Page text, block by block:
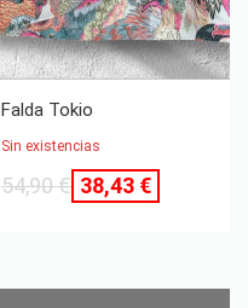
Falda Tokio
Sin existencias
54,90€ 38,43 €